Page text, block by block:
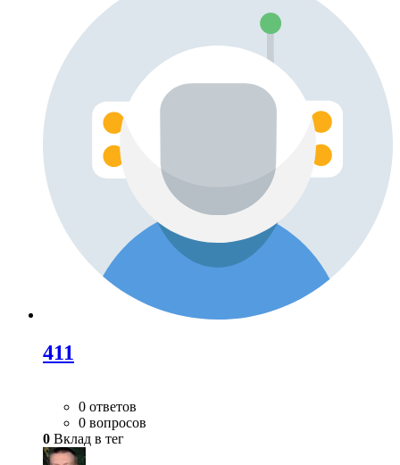
411
0 ответов
0 вопросов
0 Вклад в тег